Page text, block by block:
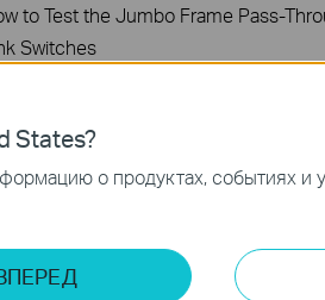
to Test the Jumbo Frame Pass-
Switches
не горят на неуправляемом
при соединении с
по кабелю?
States?
о продуктах, событиях и